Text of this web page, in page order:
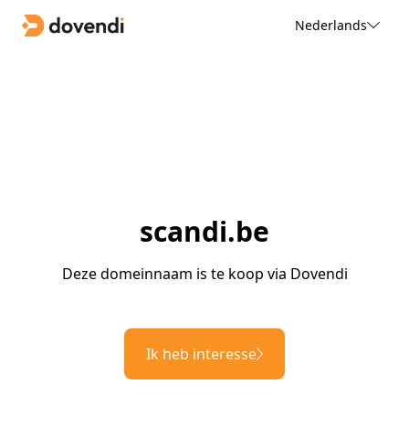
Nederlands
scandi.be
Deze domeinnaam is te koop via Dovendi
Ik heb interesse